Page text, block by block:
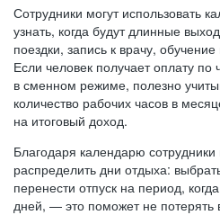
Сотрудники могут использовать
узнать, когда будут длинные
поездки, запись к врачу,
Если человек получает оплату по
в сменном режиме, полезно
количество рабочих часов в
на итоговый доход.
Благодаря календарю сотрудники
распределить дни отдыха:
перенести отпуск на период,
дней, — это поможет не потерять